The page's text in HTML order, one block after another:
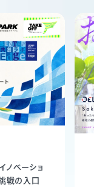
ノベーショ
戦の入口